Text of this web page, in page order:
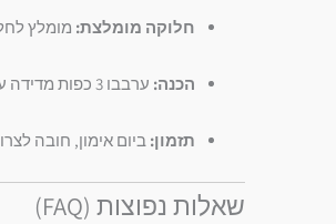
חלוקה מומלצת: מומלץ לחלק ל-2 מנות של 150
הכנה: ערבבו 3 כפות מדידה עם 450 מ"ל מים קרים או חלב.
תזמון: ביום אימון, חובה
שאלות נפוצות (FAQ)